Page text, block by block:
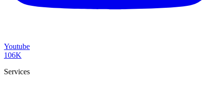
Youtube
106K
Services